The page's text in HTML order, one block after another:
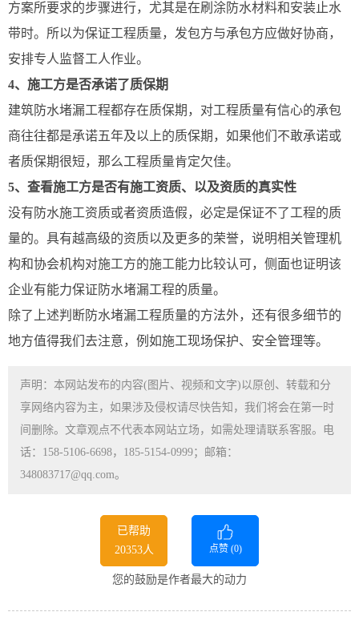
方案所要求的步骤进行，尤其是在刷涂防水材料和安装止水
带时。所以为保证工程质量，发包方与承包方应做好协商，
安排专人监督工人作业。
4、施工方是否承诺了质保期
建筑防水堵漏工程都存在质保期，对工程质量有信心的承包
商往往都是承诺五年及以上的质保期，如果他们不敢承诺或
者质保期很短，那么工程质量肯定欠佳。
5、查看施工方是否有施工资质、以及资质的真实性
没有防水施工资质或者资质造假，必定是保证不了工程的质
量的。具有越高级的资质以及更多的荣誉，说明相关管理机
构和协会机构对施工方的施工能力比较认可，侧面也证明该
企业有能力保证防水堵漏工程的质量。
除了上述判断防水堵漏工程质量的方法外，还有很多细节的
地方值得我们去注意，例如施工现场保护、安全管理等。
声明：本网站发布的内容(图片、视频和文字)以原创、转载和分
享网络内容为主，如果涉及侵权请尽快告知，我们将会在第一时
间删除。文章观点不代表本网站立场，如需处理请联系客服。电
话：158-5106-6698，185-5154-0999；邮箱：
348083717@qq.com。
已帮助
20353人
点赞 (0)
您的鼓励是作者最大的动力